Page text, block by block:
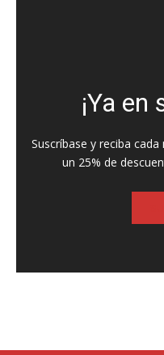
¡Ya en
Suscríbase y reciba
un 25% de